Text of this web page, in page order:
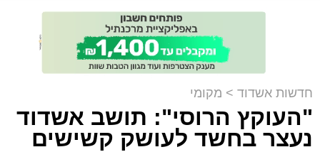
חדשות אשדוד > מקומי
"העוקץ הרוסי": תושב אשדוד
נעצר בחשד לעושק קשישים